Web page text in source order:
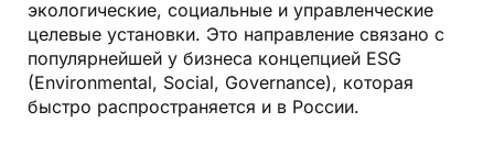
экологические, социальные и управленческие
целевые установки. Это направление связано с
популярнейшей у бизнеса концепцией ESG
(Environmental, Social, Governance), которая
быстро распространяется и в России.